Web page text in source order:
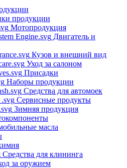
продукции
Мотопродукция
Двигатель и
Кузов и внешний вид
Уход за салоном
Присадки
Наборы продукции
Средства для автомоек
Сервисные продукты
Зимняя продукция
масла
Средства для клининга
за оружием